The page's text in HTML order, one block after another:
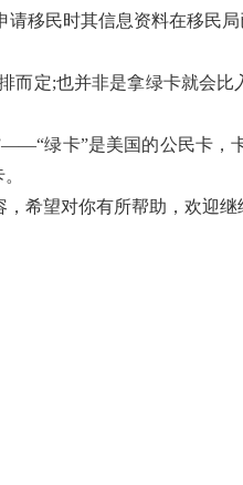
移民时其信息资料在移民
;也并非是拿绿卡就会比
绿卡”是美国的公民卡，
希望对你有所帮助，欢迎继